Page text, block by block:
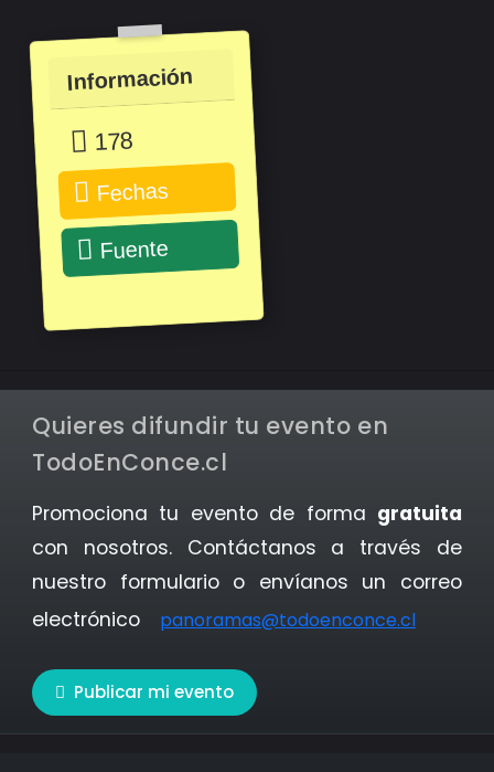
Información
178
Fechas
Fuente
Quieres difundir tu evento en
TodoEnConce.cl
Promociona tu evento de forma gratuita
con nosotros. Contáctanos a través de
nuestro formulario o envíanos un correo
electrónico
panoramas@todoenconce.cl
Publicar mi evento